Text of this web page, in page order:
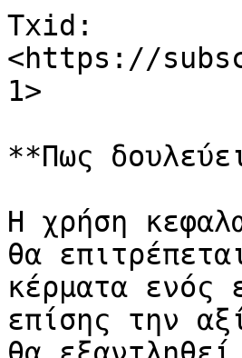
Txid:
<https://
1>
**Πως
Η χρήση
θα
κέρματα ενός
επίσης την